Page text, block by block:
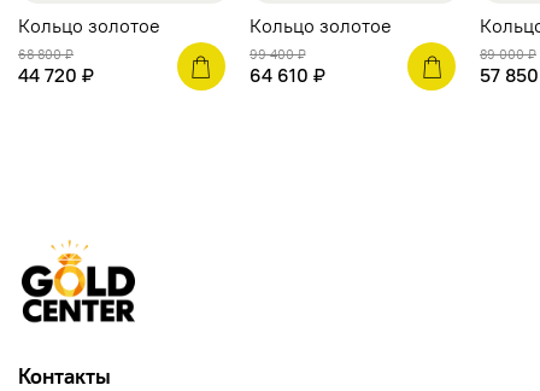
Кольцо золотое
68 800 ₽
44 720 ₽
Кольцо золотое
99 400 ₽
64 610 ₽
89 000 ₽
57
Контакты